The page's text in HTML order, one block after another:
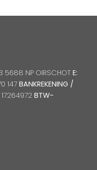
5688 NP OIRSCHOT E:
147 BANKREKENING /
17264972 BTW-